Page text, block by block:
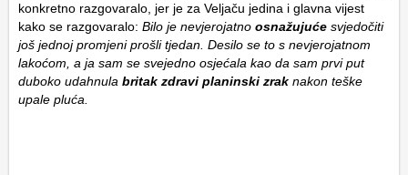
konkretno razgovaralo, jer je za Veljaču jedina i glavna vijest
kako se razgovaralo: Bilo je nevjerojatno osnažujuće svjedočiti
još jednoj promjeni prošli tjedan. Desilo se to s nevjerojatnom
lakoćom, a ja sam se svejedno osjećala kao da sam prvi put
duboko udahnula britak zdravi planinski zrak nakon teške
upale pluća.